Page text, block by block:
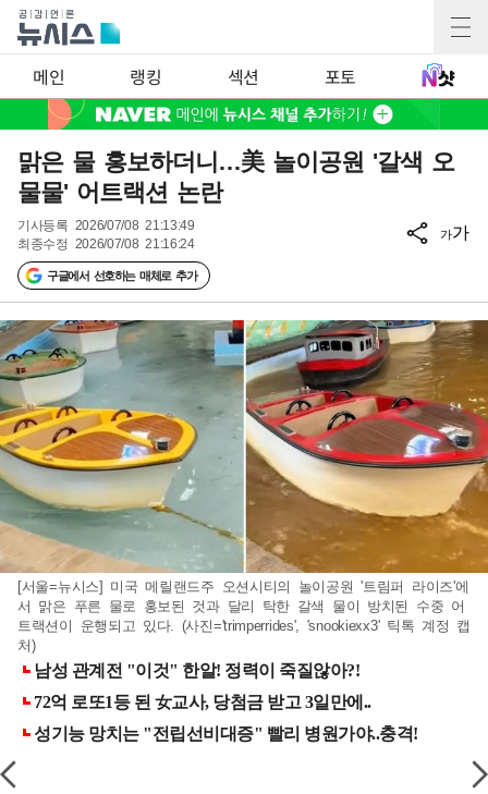
메인 랭킹 섹션 포토
맑은 물 홍보하더니…美 놀이공원 '갈색 오
물물' 어트랙션 논란
기사등록 2026/07/08 21:13:49
최종수정 2026/07/08 21:16:24
구글에서 선호하는 매체로 추가
가가
[서울=뉴시스] 미국 메릴랜드주 오션시티의 놀이공원 '트림퍼 라이즈'에
서 맑은 푸른 물로 홍보된 것과 달리 탁한 갈색 물이 방치된 수중 어
트랙션이 운행되고 있다. (사진='trimperrides', 'snookiexx3' 틱톡 계정 캡
처)